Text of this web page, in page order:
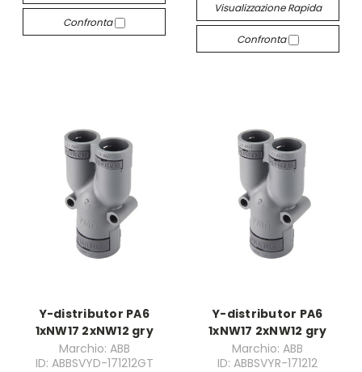
Confronta
Visualizzazione Rapida
Confronta
Y-distributor PA6
1xNW17 2xNW12 gry
Marchio: ABB
ID: ABBSVYD-171212GT
Y-distributor PA6
1xNW17 2xNW12 gry
Marchio: ABB
ID: ABBSVYR-171212